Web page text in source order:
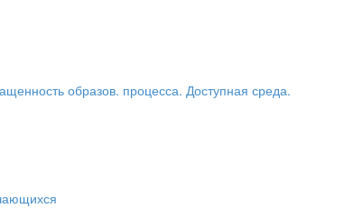
образов. процесса. Доступная среда.